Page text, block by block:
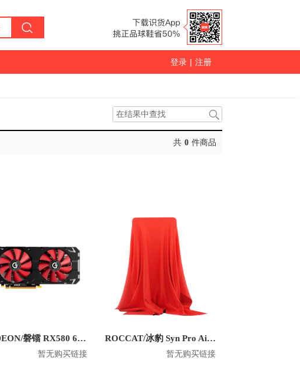
登录 | 注册
共 0 件商品
PRADEON/磐镭 RX580 6DP 8G 显卡
暂无购买链接
ROCCAT/冰豹 Syn Pro Air 头戴式无线耳机
暂无购买链接